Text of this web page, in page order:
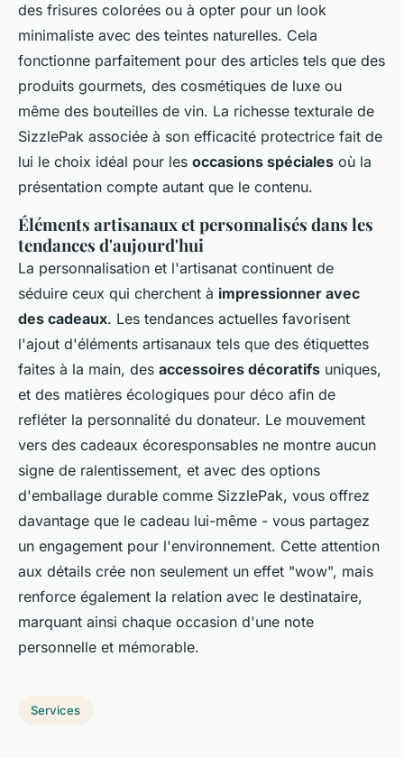
des frisures colorées ou à opter pour un look
minimaliste avec des teintes naturelles. Cela
fonctionne parfaitement pour des articles tels que des
produits gourmets, des cosmétiques de luxe ou
même des bouteilles de vin. La richesse texturale de
SizzlePak associée à son efficacité protectrice fait de
lui le choix idéal pour les occasions spéciales où la
présentation compte autant que le contenu.
Éléments artisanaux et personnalisés dans les
tendances d'aujourd'hui
La personnalisation et l'artisanat continuent de
séduire ceux qui cherchent à impressionner avec
des cadeaux. Les tendances actuelles favorisent
l'ajout d'éléments artisanaux tels que des étiquettes
faites à la main, des accessoires décoratifs uniques,
et des matières écologiques pour déco afin de
refléter la personnalité du donateur. Le mouvement
vers des cadeaux écoresponsables ne montre aucun
signe de ralentissement, et avec des options
d'emballage durable comme SizzlePak, vous offrez
davantage que le cadeau lui-même - vous partagez
un engagement pour l'environnement. Cette attention
aux détails crée non seulement un effet "wow", mais
renforce également la relation avec le destinataire,
marquant ainsi chaque occasion d'une note
personnelle et mémorable.
Services